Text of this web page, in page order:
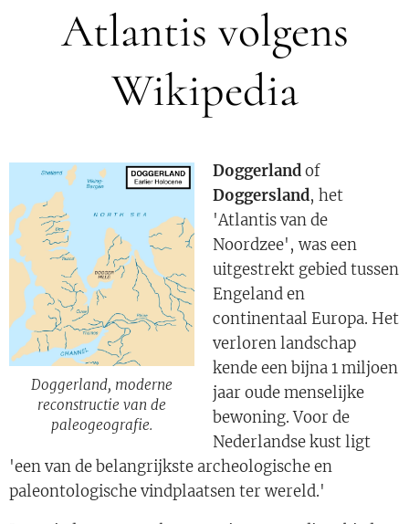
Atlantis volgens
Wikipedia
Doggerland, moderne
reconstructie van de
paleogeografie.
Doggerlandof
Doggersland, het
'Atlantis van de
Noordzee', was een
uitgestrekt gebied tussen
Engeland en
continentaal Europa. Het
verloren landschap
kende een bijna 1 miljoen
jaar oude menselijke
bewoning. Voor de
Nederlandse kust ligt
'een van de belangrijkste archeologische en
paleontologische vindplaatsen ter wereld.'